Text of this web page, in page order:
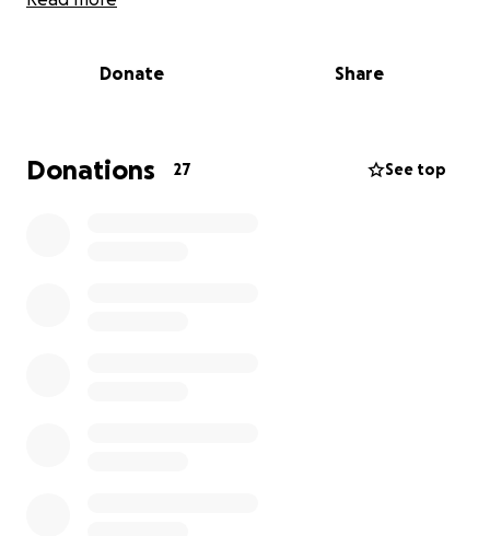
www.rouwenenvierenmeppel.nl.
Donate Share
Donations 27 See top